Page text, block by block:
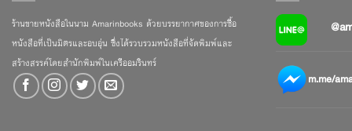
ร้านขายหนังสือในนาม Amarinbooks ด้วยบรรยากาศของการซื้อ
หนังสือที่เป็นมิตรและอบอุ่น ซึ่งได้รวบรวมหนังสือที่จัดพิมพ์และ
สร้างสรรค์โดยสำนักพิมพ์ในเครืออมรินทร์
m.me/